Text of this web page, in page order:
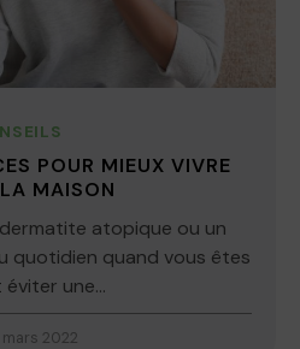
POUR MIEUX VIVRE
MAISON
atopique ou un
quotidien quand vous êtes
une...
mars 2022